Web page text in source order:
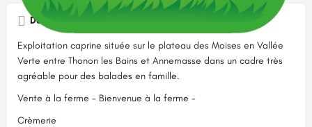
Description
Exploitation caprine située sur le plateau des Moises en Vallée
Verte entre Thonon les Bains et Annemasse dans un cadre très
agréable pour des balades en famille.
Vente à la ferme - Bienvenue à la ferme -
Crèmerie